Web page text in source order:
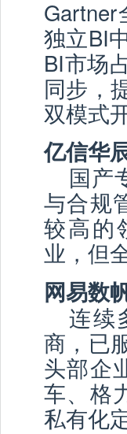
独立BI
BI市场
同步，
双模式
亿信华
国产
与合规
较高的
业，但
网易数
连续
商，已
头部企
车、格
私有化